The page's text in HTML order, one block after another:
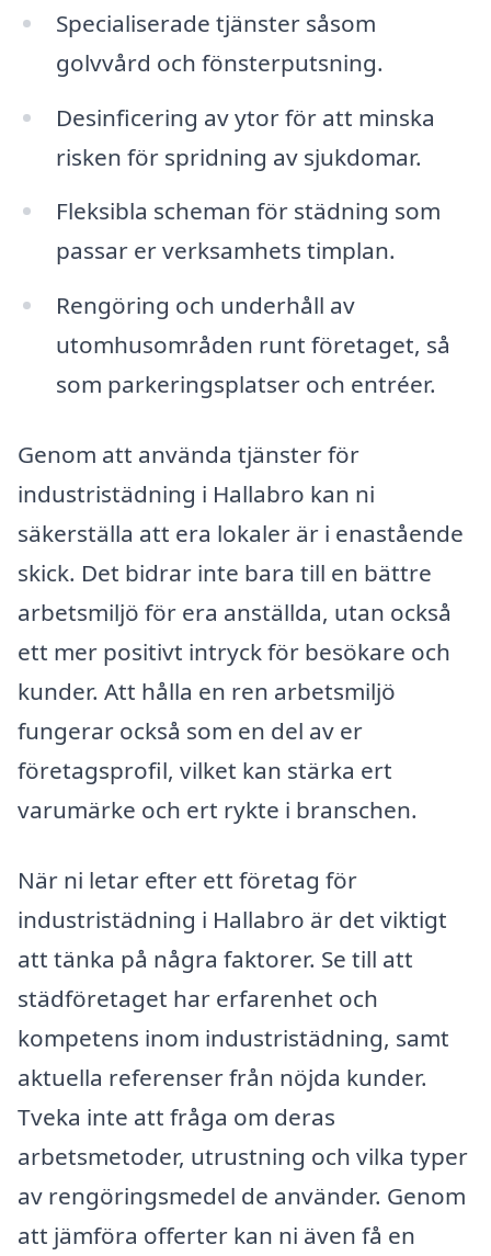
Specialiserade tjänster såsom
golvvård och fönsterputsning.
Desinficering av ytor för att minska
risken för spridning av sjukdomar.
Fleksibla scheman för städning som
passar er verksamhets timplan.
Rengöring och underhåll av
utomhusområden runt företaget, så
som parkeringsplatser och entréer.
Genom att använda tjänster för
industristädning i Hallabro kan ni
säkerställa att era lokaler är i enastående
skick. Det bidrar inte bara till en bättre
arbetsmiljö för era anställda, utan också
ett mer positivt intryck för besökare och
kunder. Att hålla en ren arbetsmiljö
fungerar också som en del av er
företagsprofil, vilket kan stärka ert
varumärke och ert rykte i branschen.
När ni letar efter ett företag för
industristädning i Hallabro är det viktigt
att tänka på några faktorer. Se till att
städföretaget har erfarenhet och
kompetens inom industristädning, samt
aktuella referenser från nöjda kunder.
Tveka inte att fråga om deras
arbetsmetoder, utrustning och vilka typer
av rengöringsmedel de använder. Genom
att jämföra offerter kan ni även få en